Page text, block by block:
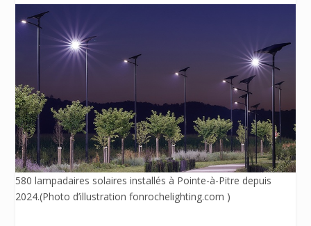
580 lampadaires solaires installés à Pointe-à-Pitre depuis
2024.(Photo d’illustration fonrochelighting.com )